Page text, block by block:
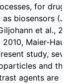
for drug
biosensors
et al.,
2010, Maier-
study,
and
agents are